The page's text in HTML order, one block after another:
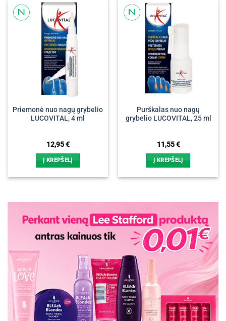
Priemonė nuo nagų grybelio
LUCOVITAL, 4 ml
12,95€
Į KREPŠELĮ
Purškalas nuo nagų
grybelio LUCOVITAL, 25 ml
11,55€
Į KREPŠELĮ